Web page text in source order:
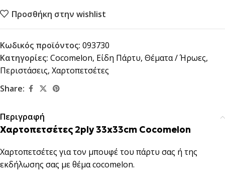
Προσθήκη στην wishlist
Κωδικός προϊόντος: 093730
Κατηγορίες: Cocomelon, Είδη Πάρτυ, Θέματα / Ήρωες,
Περιστάσεις, Χαρτοπετσέτες
Share:
Περιγραφή
Χαρτοπετσέτες 2ply 33x33cm Cocomelon
Χαρτοπετσέτες για τον μπουφέ του πάρτυ σας ή της
εκδήλωσης σας με θέμα cocomelon.